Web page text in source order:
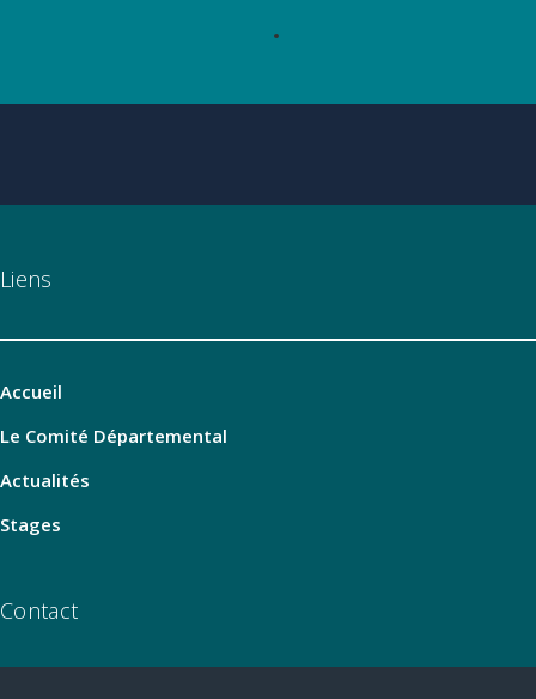
Liens
Accueil
Le Comité Départemental
Actualités
Stages
Contact